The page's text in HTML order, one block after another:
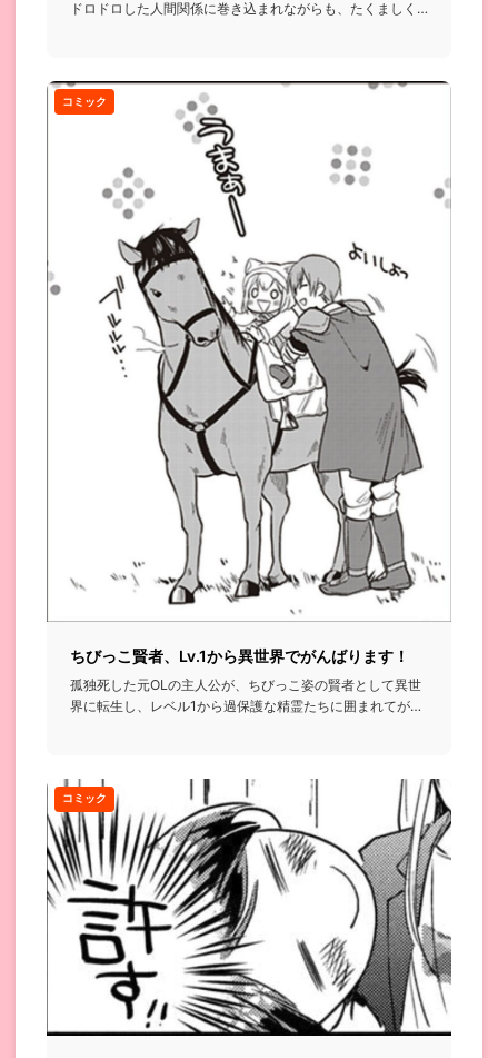
ドロドロした人間関係に巻き込まれながらも、たくましく
コミック
ちびっこ賢者、Lv.1から異世界でがんばります！
孤独死した元OLの主人公が、ちびっこ姿の賢者として異世
界に転生し、レベル1から過保護な精霊たちに囲まれてがん
コミック